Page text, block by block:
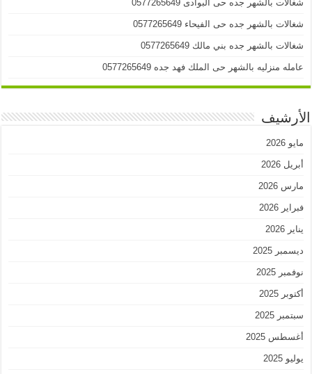
شغالات بالشهر جده حى البوادى 0577265649
شغالات بالشهر جده حى الفيحاء 0577265649
شغالات بالشهر جده بني مالك 0577265649
عامله منزليه بالشهر حى الملك فهد جده 0577265649
الأرشيف
مايو 2026
أبريل 2026
مارس 2026
فبراير 2026
يناير 2026
ديسمبر 2025
نوفمبر 2025
أكتوبر 2025
سبتمبر 2025
أغسطس 2025
يوليو 2025